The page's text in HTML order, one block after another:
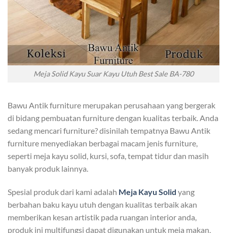
Meja Solid Kayu Suar Kayu Utuh Best Sale BA-780
Bawu Antik furniture merupakan perusahaan yang bergerak
di bidang pembuatan furniture dengan kualitas terbaik. Anda
sedang mencari furniture? disinilah tempatnya Bawu Antik
furniture menyediakan berbagai macam jenis furniture,
seperti meja kayu solid, kursi, sofa, tempat tidur dan masih
banyak produk lainnya.
Spesial produk dari kami adalah Meja Kayu Solid yang
berbahan baku kayu utuh dengan kualitas terbaik akan
memberikan kesan artistik pada ruangan interior anda,
produk ini multifungsi dapat digunakan untuk meja makan,